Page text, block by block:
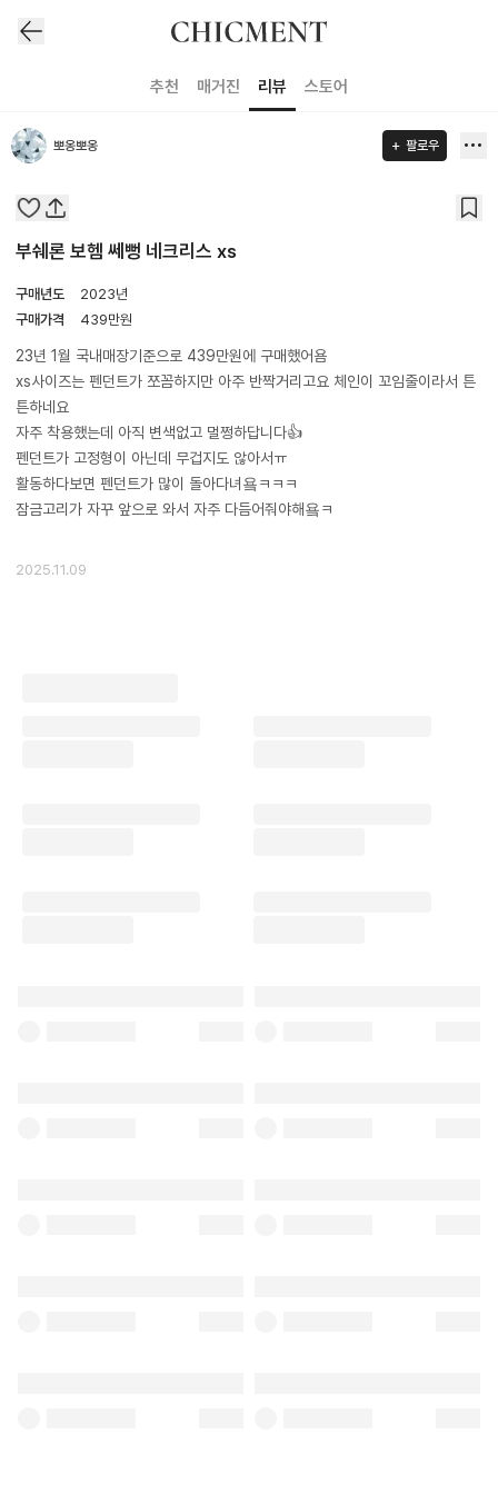
추천 매거진 리뷰 스토어
뽀옹뽀옹 팔로우
부쉐론 보헴 쎄뻥 네크리스 xs
구매년도
2023년
구매가격
439만원
23년 1월 국내매장기준으로 439만원에 구매했어욤
xs사이즈는 펜던트가 쪼꼼하지만 아주 반짝거리고요 체인이 꼬임줄이라서 튼
튼하네요
자주 착용했는데 아직 변색없고 멀쩡하답니다👍
펜던트가 고정형이 아닌데 무겁지도 않아서ㅠ
활동하다보면 펜던트가 많이 돌아다녀욬ㅋㅋㅋ
잠금고리가 자꾸 앞으로 와서 자주 다듬어줘야해욬ㅋ
2025.11.09